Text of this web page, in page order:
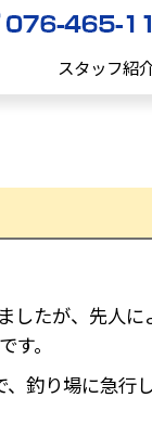
スタッフ紹
たが、先人に
。
釣り場に急行